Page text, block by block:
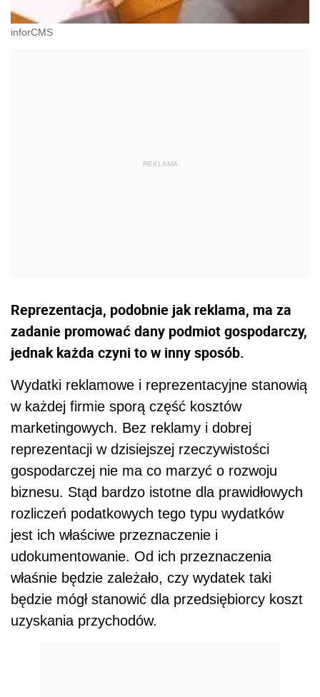
inforCMS
Reprezentacja, podobnie jak reklama, ma za
zadanie promować dany podmiot gospodarczy,
jednak każda czyni to w inny sposób.
Wydatki reklamowe i reprezentacyjne stanowią
w każdej firmie sporą część kosztów
marketingowych. Bez reklamy i dobrej
reprezentacji w dzisiejszej rzeczywistości
gospodarczej nie ma co marzyć o rozwoju
biznesu. Stąd bardzo istotne dla prawidłowych
rozliczeń podatkowych tego typu wydatków
jest ich właściwe przeznaczenie i
udokumentowanie. Od ich przeznaczenia
właśnie będzie zależało, czy wydatek taki
będzie mógł stanowić dla przedsiębiorcy koszt
uzyskania przychodów.